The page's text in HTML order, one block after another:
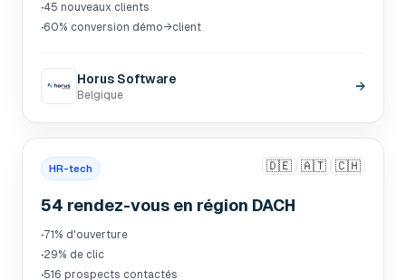
·45 nouveaux clients
·60% conversion démo→client
Horus Software
Belgique
→
HR-tech 🇩🇪 🇦🇹 🇨🇭
54 rendez-vous en région DACH
·71% d'ouverture
·29% de clic
·516 prospects contactés